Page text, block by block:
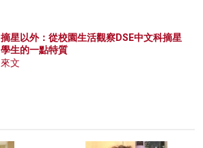
摘星以外：從校園生活觀察DSE中文科摘星
學生的一點特質
來文